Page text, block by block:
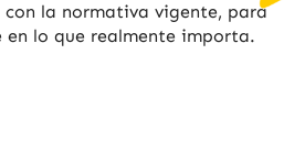
con la normativa vigente, para
en lo que realmente importa.